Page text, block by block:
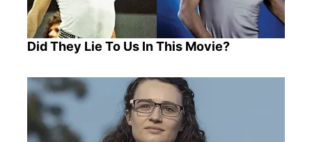
Did They Lie To Us In This Movie?